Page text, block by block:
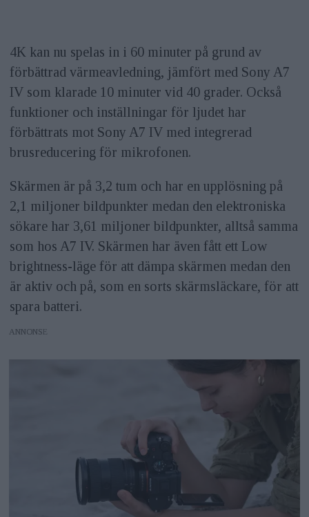
4K kan nu spelas in i 60 minuter på grund av
förbättrad värmeavledning, jämfört med Sony A7
IV som klarade 10 minuter vid 40 grader. Också
funktioner och inställningar för ljudet har
förbättrats mot Sony A7 IV med integrerad
brusreducering för mikrofonen.
Skärmen är på 3,2 tum och har en upplösning på
2,1 miljoner bildpunkter medan den elektroniska
sökare har 3,61 miljoner bildpunkter, alltså samma
som hos A7 IV. Skärmen har även fått ett Low
brightness-läge för att dämpa skärmen medan den
är aktiv och på, som en sorts skärmsläckare, för att
spara batteri.
ANNONS